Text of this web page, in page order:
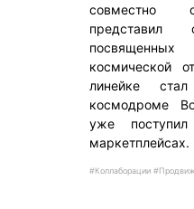
совместно
представил
космической
линейке
космодроме
уже
маркетплейсах.
#Коллаборации